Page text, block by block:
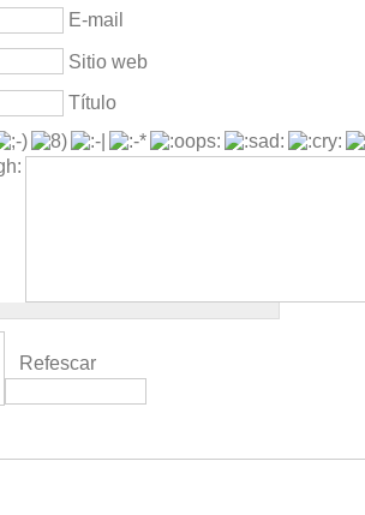
E-mail
Sitio web
Título
Refescar